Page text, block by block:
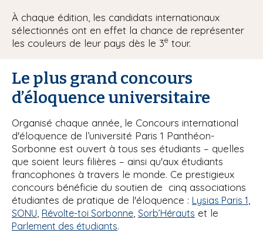
À chaque édition, les candidats internationaux
sélectionnés ont en effet la chance de représenter
les couleurs de leur pays dès le 3e tour.
Le plus grand concours
d’éloquence universitaire
Organisé chaque année, le Concours international
d'éloquence de l’université Paris 1 Panthéon-
Sorbonne est ouvert à tous ses étudiants – quelles
que soient leurs filières – ainsi qu'aux étudiants
francophones à travers le monde. Ce prestigieux
concours bénéficie du soutien de cinq associations
étudiantes de pratique de l'éloquence : Lysias Paris 1
SONU Révolte-toi Sorbonne Sorb’Hérauts et le
Parlement des étudiants.